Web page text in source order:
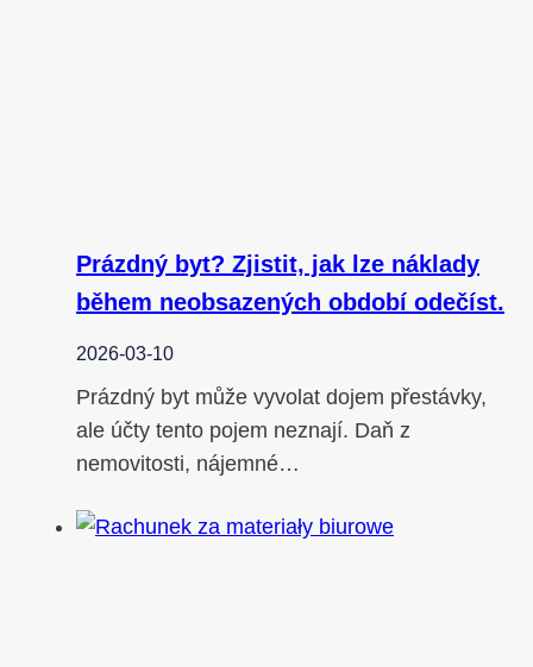
Prázdný byt? Zjistit, jak lze náklady
během neobsazených období odečíst.
2026-03-10
Prázdný byt může vyvolat dojem přestávky,
ale účty tento pojem neznají. Daň z
nemovitosti, nájemné…